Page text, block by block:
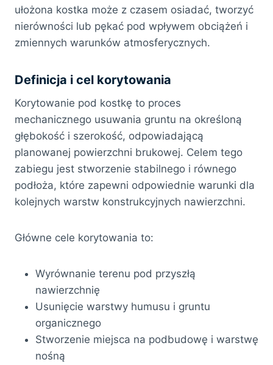
ułożona kostka może z czasem osiadać, tworzyć
nierówności lub pękać pod wpływem obciążeń i
zmiennych warunków atmosferycznych.
Definicja i cel korytowania
Korytowanie pod kostkę to proces
mechanicznego usuwania gruntu na określoną
głębokość i szerokość, odpowiadającą
planowanej powierzchni brukowej. Celem tego
zabiegu jest stworzenie stabilnego i równego
podłoża, które zapewni odpowiednie warunki dla
kolejnych warstw konstrukcyjnych nawierzchni.
Główne cele korytowania to:
Wyrównanie terenu pod przyszłą
nawierzchnię
Usunięcie warstwy humusu i gruntu
organicznego
Stworzenie miejsca na podbudowę i warstwę
nośną